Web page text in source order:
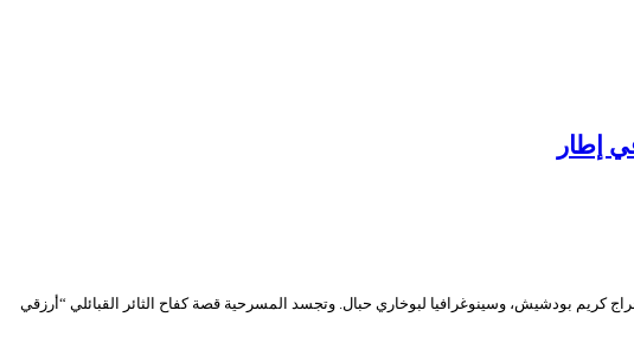
المحترف في دورته الـ 17، مسرحية “الثائرون” نص لجلال خشاب، إخراج كريم بودشيش، وسينوغرافيا لبوخاري حبال. وتجسد المسرحية قصة كفاح الثائر القبائلي “أرزقي